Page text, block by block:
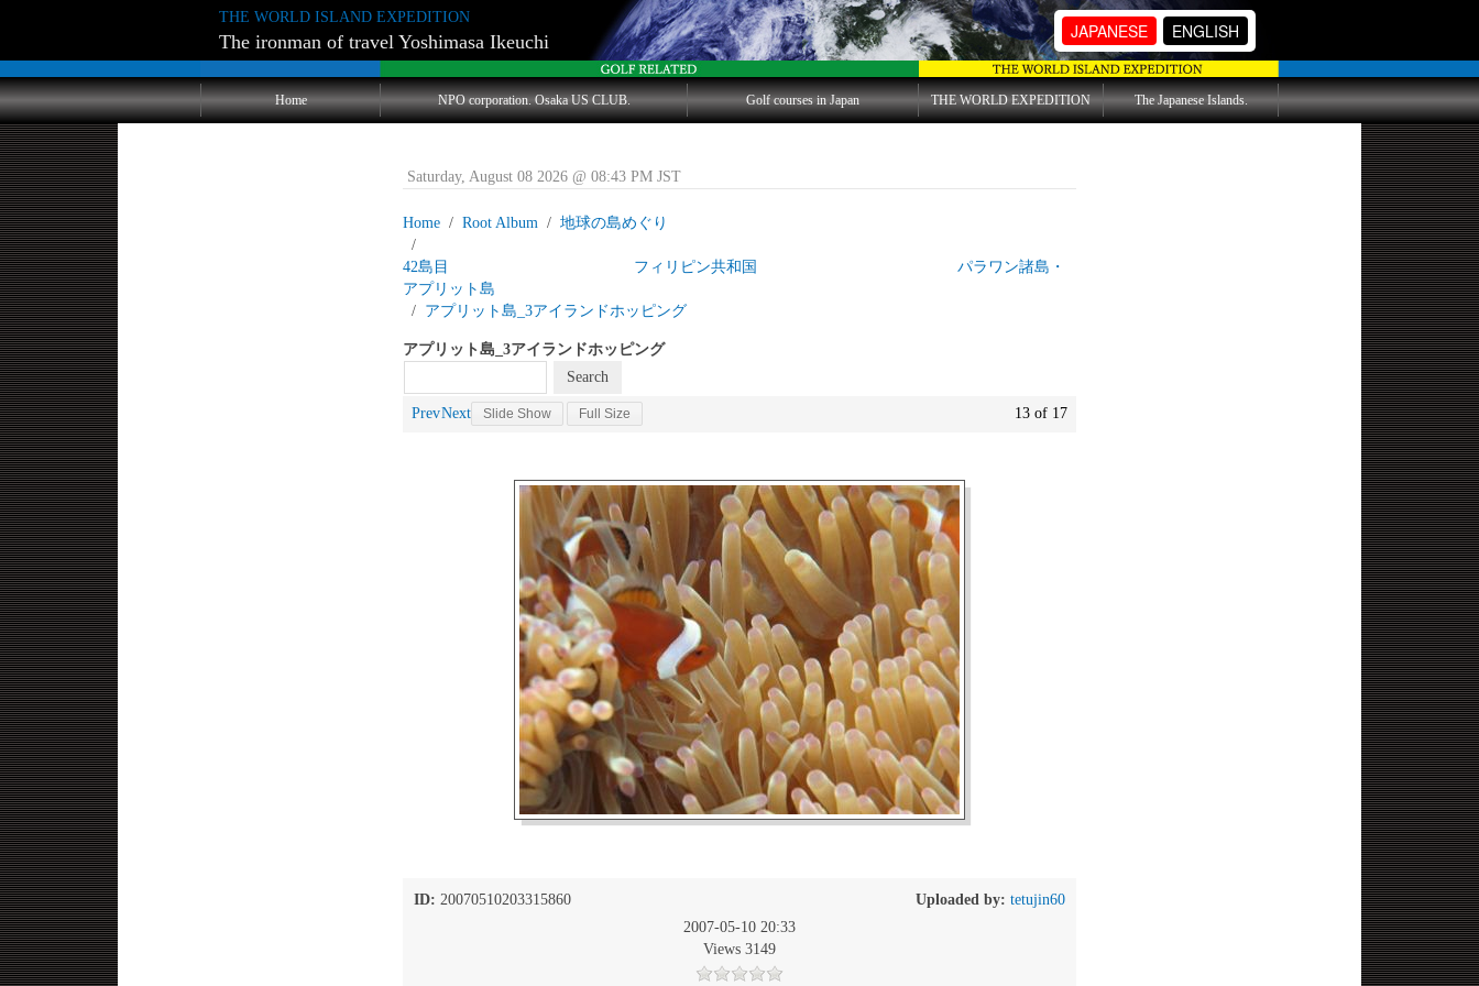
THE WORLD ISLAND EXPEDITION
The ironman of travel Yoshimasa Ikeuchi JAPANESE ENGLISH
Home NPO corporation. Osaka US CLUB. Golf courses in Japan THE WORLD EXPEDITION The Japanese Islands.
Saturday, August 08 2026 @ 08:43 PM JST
Home Root Album 地球の島めぐり
42島目 フィリピン共和国 パラワン諸島・
アプリット島
アプリット島_3アイランドホッピング
アプリット島_3アイランドホッピング
PrevNext Slide Show Full Size 13 of 17
ID: 20070510203315860 Uploaded by: tetujin60
2007-05-10 20:33
Views 3149